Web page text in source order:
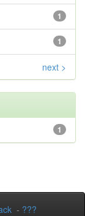
1
1
next >
1
- ???